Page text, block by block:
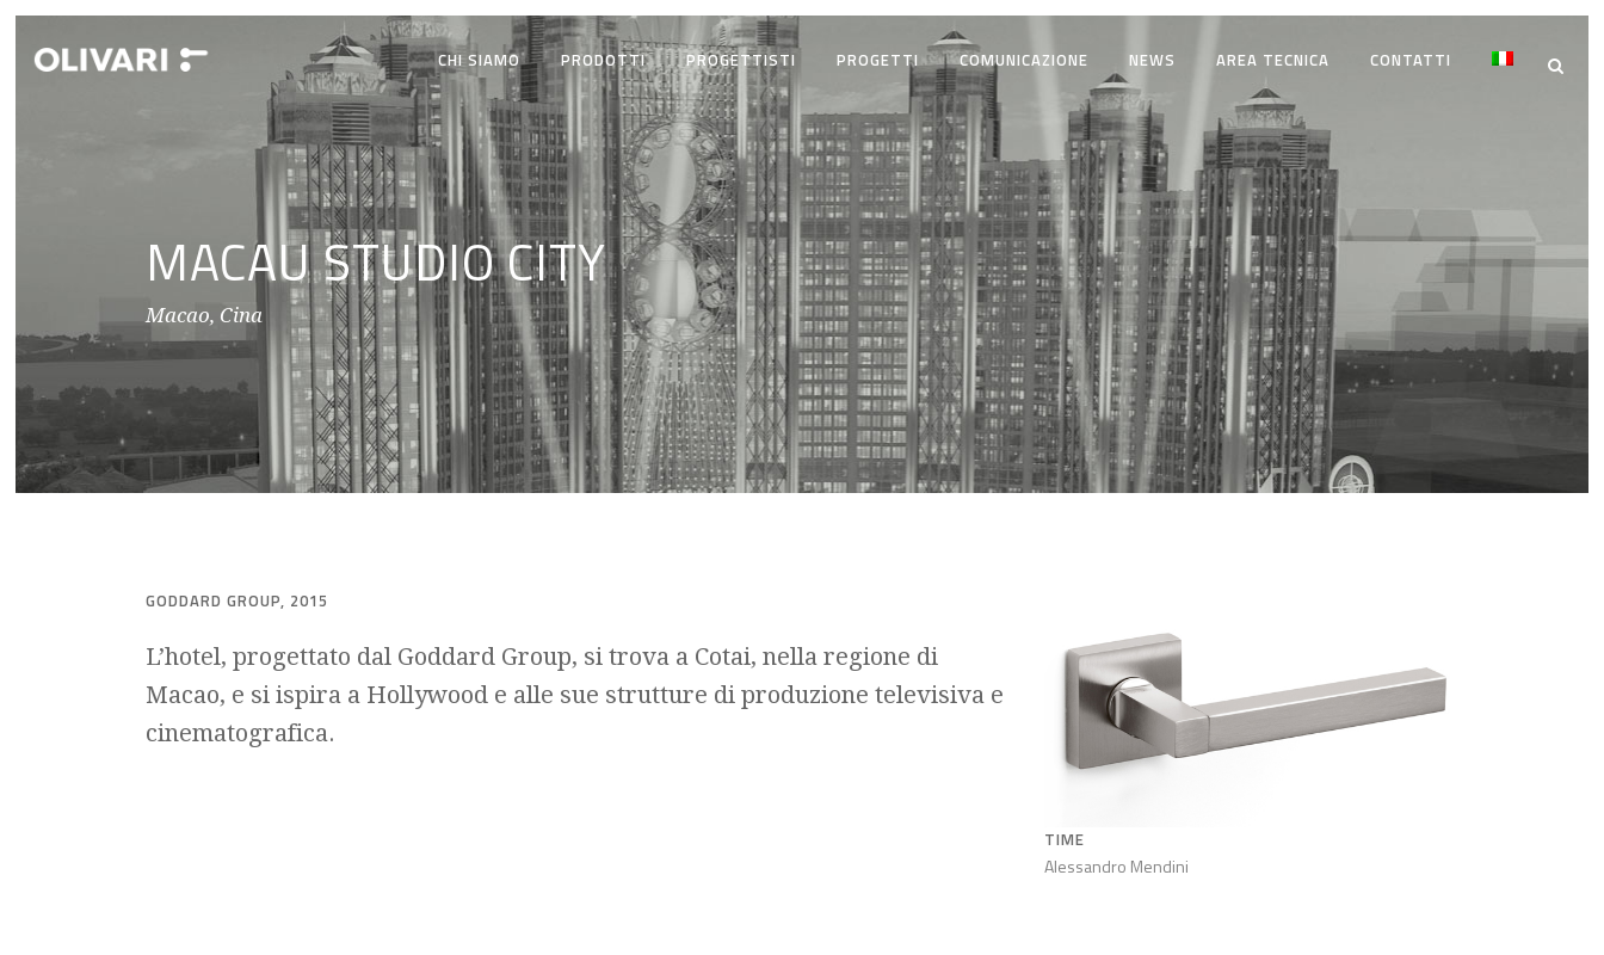
CHI SIAMO PRODOTTI PROGETTISTI PROGETTI COMUNICAZIONE NEWS AREA TECNICA CONTATTI
MACAU STUDIO CITY
Macao, Cina
GODDARD GROUP, 2015
L’hotel, progettato dal Goddard Group, si trova a Cotai, nella regione di
Macao, e si ispira a Hollywood e alle sue strutture di produzione televisiva e
cinematografica.
TIME
Alessandro Mendini